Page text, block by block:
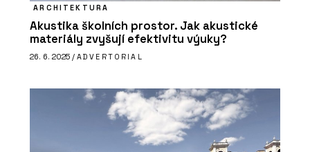
ARCHITECT@WORK se blíží. Veletrh v
Praze nabídne inovace, rovné
podmínky a setkání odborníků
ARCHITEKTURA
Akustika školních prostor. Jak akustické
materiály zvyšují efektivitu výuky?
26. 6. 2025 / ADVERTORIAL